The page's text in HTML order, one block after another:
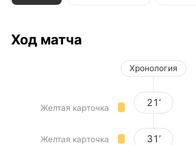
Ход матча
Хронология
Желтая карточка 21’
Желтая карточка 31’